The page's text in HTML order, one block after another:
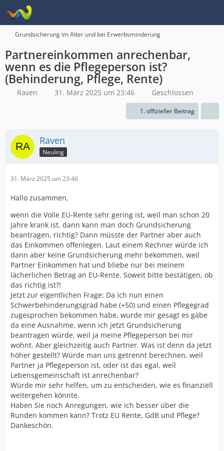
Grundsicherung im Alter und bei Erwerbsminderung
Partnereinkommen anrechenbar,
wenn es die Pflegeperson ist?
(Behinderung, Pflege, Rente)
Raven 31. März 2025 um 23:46 Geschlossen
1. offizieller Beitrag
Raven
Neuling
31. März 2025 um 23:46
Hallo zusammen,
wenn die Volle EU-Rente sehr gering ist, weil man schon 20
Jahre krank ist, dann kann man doch Grundsicherung
beantragen, richtig? Dann müsste der Partner aber auch
das Einkommen offenlegen. Laut einem Rechner würde ich
dann aber keine Grundsicherung mehr bekommen, weil
Partner Einkommen hat und bliebe nur bei meinem
lächerlichen Betrag an EU-Rente. Soweit bitte bestätigen, ob
das richtig ist?!
Jetzt zur eigentlichen Frage: Da ich nun einen
Schwerbehinderungsgrad habe (+50) und einen Pflegegrad
zugesprochen bekommen habe, wurde mir gesagt es gäbe
da eine Ausnahme, wenn ich jetzt Grundsicherung
beantragen würde, weil ja meine Pflegeperson bei mir
wohnt. Aber gleichzeitig auch Partner. Was ist denn da jetzt
höher gestellt? Würde man uns getrennt berechnen, weil
Partner ja Pflegeperson ist, oder ist das egal, weil
Lebensgemeinschaft ist anrechenbar?
Würde mir sehr helfen, um zu entscheiden, wie es finanziell
weitergehen könnte.
Haben Sie noch Anregungen, wie ich besser über die
Runden kommen kann? Trotz EU Rente, GdB und Pflege?
Dankeschön.